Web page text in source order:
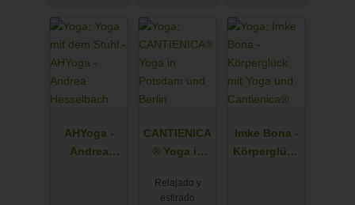
AHYoga -
Andrea
CANTIENICA
® Yoga in
und Berlin
Relajado y
estirado
Imke Bona -
Körperglück